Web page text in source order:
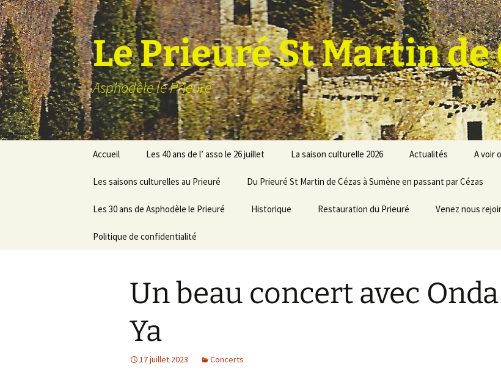
Aller
au
contenu
Le Prieuré St Martin de
Asphodèle le Prieuré
Accueil Les 40 ans de l’ asso le 26 juillet La saison culturelle 2026
L’ Exposition en cours
Le prochain concert
Actualités A voir
Les saisons culturelles au Prieuré
La saison 2025
La saison 2024
La saison 2019
Du Prieuré St Martin de Cézas à Sumène en passant par Cézas
Les 30 ans de Asphodèle le Prieuré
30 ans de photos
Historique Restauration du Prieuré Venez nous
d’adhésion
Politique de confidentialité
Un beau concert avec Onda
Ya
17 juillet 2023 Concerts